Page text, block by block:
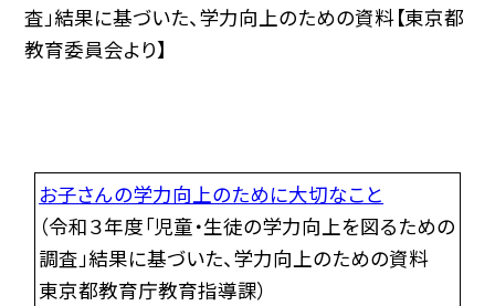
査」結果に基づいた、学力向上のための資料【東京都
教育委員会より】
お子さんの学力向上のために大切なこと
（令和３年度「児童・生徒の学力向上を図るための
調査」結果に基づいた、学力向上のための資料
東京都教育庁教育指導課）